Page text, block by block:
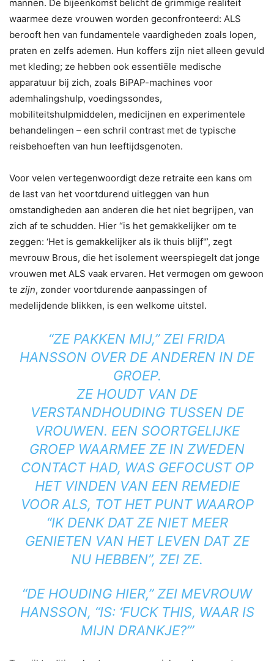
mannen. De bijeenkomst belicht de grimmige realiteit
waarmee deze vrouwen worden geconfronteerd: ALS
berooft hen van fundamentele vaardigheden zoals lopen,
praten en zelfs ademen. Hun koffers zijn niet alleen gevuld
met kleding; ze hebben ook essentiële medische
apparatuur bij zich, zoals BiPAP-machines voor
ademhalingshulp, voedingssondes,
mobiliteitshulpmiddelen, medicijnen en experimentele
behandelingen – een schril contrast met de typische
reisbehoeften van hun leeftijdsgenoten.
Voor velen vertegenwoordigt deze retraite een kans om
de last van het voortdurend uitleggen van hun
omstandigheden aan anderen die het niet begrijpen, van
zich af te schudden. Hier “is het gemakkelijker om te
zeggen: ‘Het is gemakkelijker als ik thuis blijf'”, zegt
mevrouw Brous, die het isolement weerspiegelt dat jonge
vrouwen met ALS vaak ervaren. Het vermogen om gewoon
te zijn, zonder voortdurende aanpassingen of
medelijdende blikken, is een welkome uitstel.
“ZE PAKKEN MIJ,” ZEI FRIDA
HANSSON OVER DE ANDEREN IN DE
GROEP.
ZE HOUDT VAN DE
VERSTANDHOUDING TUSSEN DE
VROUWEN. EEN SOORTGELIJKE
GROEP WAARMEE ZE IN ZWEDEN
CONTACT HAD, WAS GEFOCUST OP
HET VINDEN VAN EEN REMEDIE
VOOR ALS, TOT HET PUNT WAAROP
“IK DENK DAT ZE NIET MEER
GENIETEN VAN HET LEVEN DAT ZE
NU HEBBEN”, ZEI ZE.
“DE HOUDING HIER,” ZEI MEVROUW
HANSSON, “IS: ‘FUCK THIS, WAAR IS
MIJN DRANKJE?’”